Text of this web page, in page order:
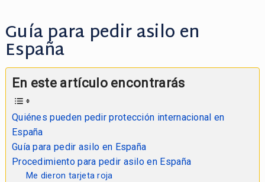
Guía para pedir asilo en
España
En este artículo encontrarás
Quiénes pueden pedir protección internacional en
España
Guía para pedir asilo en España
Procedimiento para pedir asilo en España
Me dieron tarjeta roja